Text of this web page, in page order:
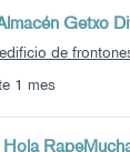
1 mes
Getxo
de
Hola